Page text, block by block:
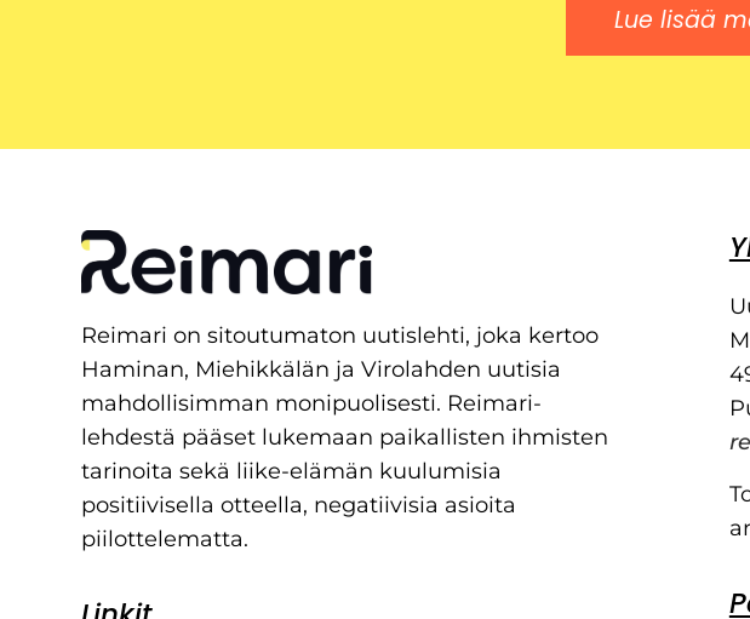
Lue lisää
Reimari on sitoutumaton uutislehti, joka kertoo
Haminan, Miehikkälän ja Virolahden uutisia
mahdollisimman monipuolisesti. Reimari-
lehdestä pääset lukemaan paikallisten ihmisten
tarinoita sekä liike-elämän kuulumisia
positiivisella otteella, negatiivisia asioita
piilottelematta.